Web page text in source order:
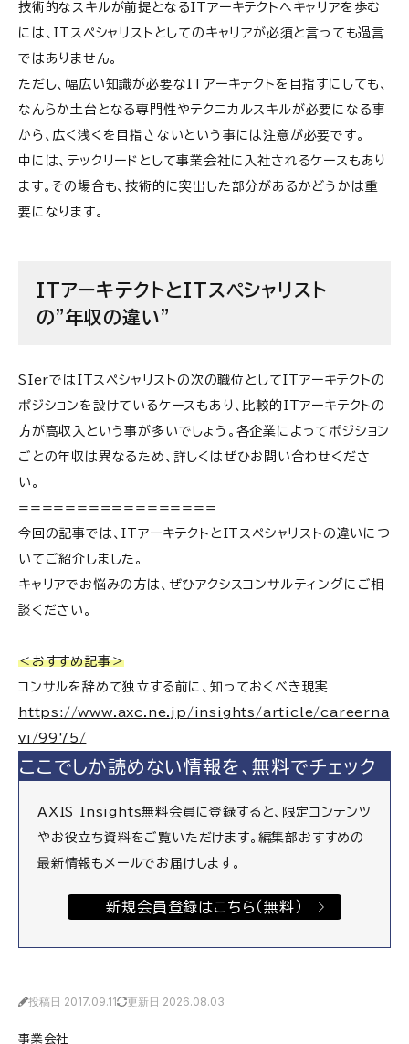
技術的なスキルが前提となるITアーキテクトへキャリアを歩む
には、ITスペシャリストとしてのキャリアが必須と言っても過言
ではありません。
ただし、幅広い知識が必要なITアーキテクトを目指すにしても、
なんらか土台となる専門性やテクニカルスキルが必要になる事
から、広く浅くを目指さないという事には注意が必要です。
中には、テックリードとして事業会社に入社されるケースもあり
ます。その場合も、技術的に突出した部分があるかどうかは重
要になります。
ITアーキテクトとITスペシャリスト
の”年収の違い”
SIerではITスペシャリストの次の職位としてITアーキテクトの
ポジションを設けているケースもあり、比較的ITアーキテクトの
方が高収入という事が多いでしょう。各企業によってポジション
ごとの年収は異なるため、詳しくはぜひお問い合わせくださ
い。
=================
今回の記事では、ITアーキテクトとITスペシャリストの違いにつ
いてご紹介しました。
キャリアでお悩みの方は、ぜひアクシスコンサルティングにご相
談ください。
＜おすすめ記事＞
コンサルを辞めて独立する前に、知っておくべき現実
https://www.axc.ne.jp/insights/article/careerna
vi/9975/
ここでしか読めない情報を、無料でチェック
AXIS Insights無料会員に登録すると、限定コンテンツ
やお役立ち資料をご覧いただけます。編集部おすすめの
最新情報もメールでお届けします。
新規会員登録はこちら（無料）
投稿日 2017.09.11 更新日 2026.08.03
事業会社